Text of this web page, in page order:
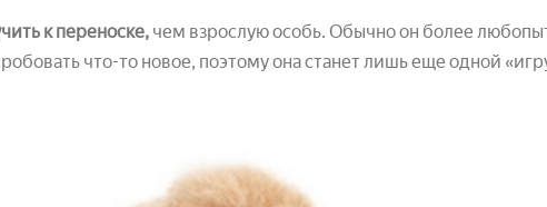
к переноске, чем взрослую особь. Обычно он более
что-то новое, поэтому она станет лишь еще одной